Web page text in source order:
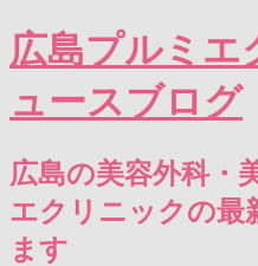
広島プルミ
ュースブログ
広島の美容外科・
エクリニックの最
ます